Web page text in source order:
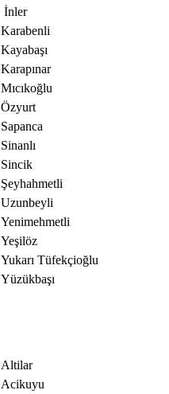
İnler
Karabenli
Kayabaşı
Karapınar
Mıcıkoğlu
Özyurt
Sapanca
Sinanlı
Sincik
Şeyhahmetli
Uzunbeyli
Yenimehmetli
Yeşilöz
Yukarı Tüfekçioğlu
Yüzükbaşı
Altilar
Acikuyu